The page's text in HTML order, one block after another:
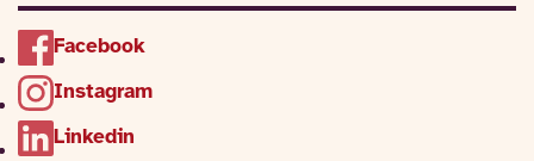
Facebook
Instagram
Linkedin